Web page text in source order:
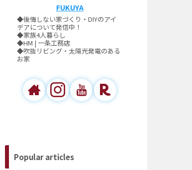
FUKUYA
◆後悔しない家づくり・DIYのアイ
デアについて発信中！
◆家族4人暮らし
◆HM | 一条工務店
◆吹抜リビング・太陽光発電のある
お家
Popular articles